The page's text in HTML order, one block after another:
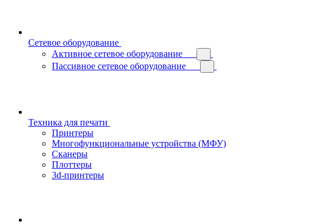
Сетевое оборудование
Активное сетевое оборудование
Пассивное сетевое оборудование
Техника для печати
Принтеры
Многофункциональные устройства (МФУ)
Сканеры
Плоттеры
3d-принтеры